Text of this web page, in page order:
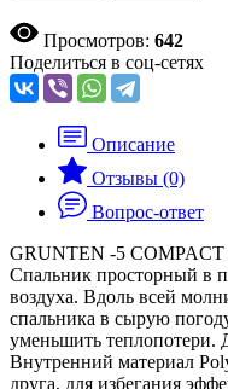
Просмотров: 642
Поделиться в соц-сетях
Описание
Отзывы (0)
Вопрос-ответ
GRUNTEN -5 COMPACT
Спальник просторный в
воздуха. Вдоль всей
спальника в сырую
уменьшить теплопотери.
Внутренний материал
друга, для избегания